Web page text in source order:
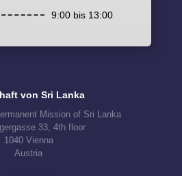
9:00 bis 13:00
von Sri Lanka
Mission of Sri Lanka
33, 4th floor
1040 Vienna
Austria